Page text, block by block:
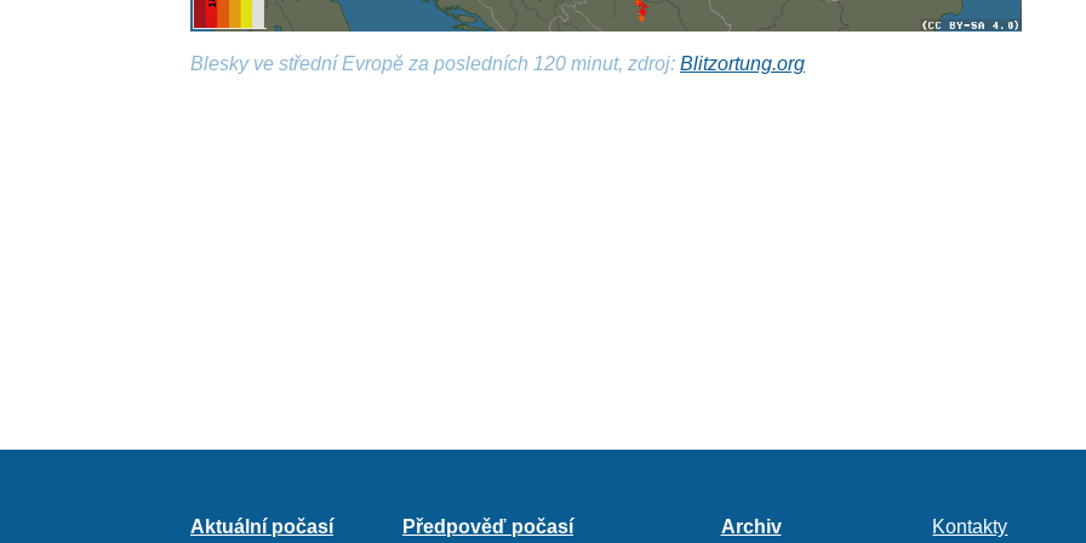
Blesky ve střední Evropě za posledních 120 minut, zdroj:Blitzortung.org
Aktuální počasí Předpověď počasí Archiv Kontakty